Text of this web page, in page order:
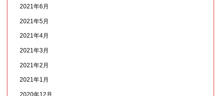
2021年6月
2021年5月
2021年4月
2021年3月
2021年2月
2021年1月
2020年12月